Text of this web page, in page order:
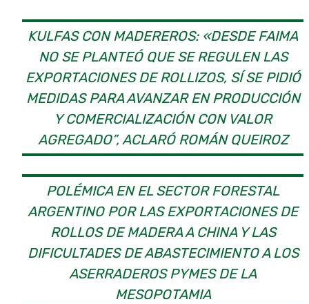
KULFAS CON MADEREROS: «DESDE FAIMA
NO SE PLANTEÓ QUE SE REGULEN LAS
EXPORTACIONES DE ROLLIZOS, SÍ SE PIDIÓ
MEDIDAS PARA AVANZAR EN PRODUCCIÓN
Y COMERCIALIZACIÓN CON VALOR
AGREGADO”, ACLARÓ ROMÁN QUEIROZ
POLÉMICA EN EL SECTOR FORESTAL
ARGENTINO POR LAS EXPORTACIONES DE
ROLLOS DE MADERA A CHINA Y LAS
DIFICULTADES DE ABASTECIMIENTO A LOS
ASERRADEROS PYMES DE LA
MESOPOTAMIA